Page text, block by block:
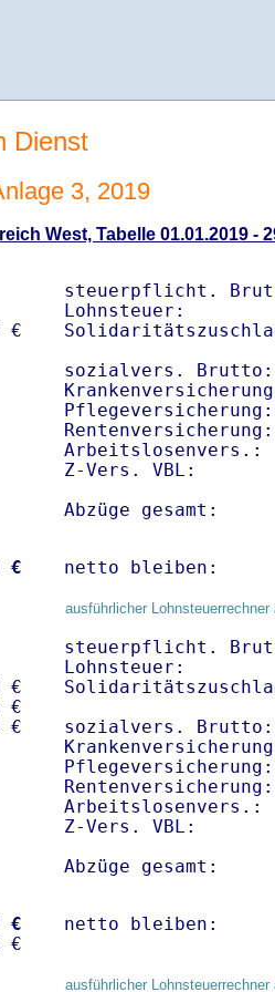
Dienst
3, 2019
West, Tabelle 01.01.2019 -
steuerpflicht.
Lohnsteuer:
sozialvers.
Z-Vers. VBL:
Abzüge gesamt:
€ netto
ausführlicher
€
€
steuerpflicht.
Lohnsteuer:
sozialvers.
Z-Vers. VBL:
Abzüge gesamt:
€
netto
ausführlicher